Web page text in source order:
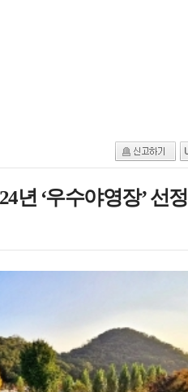
년 ‘우수야영장’ 선정